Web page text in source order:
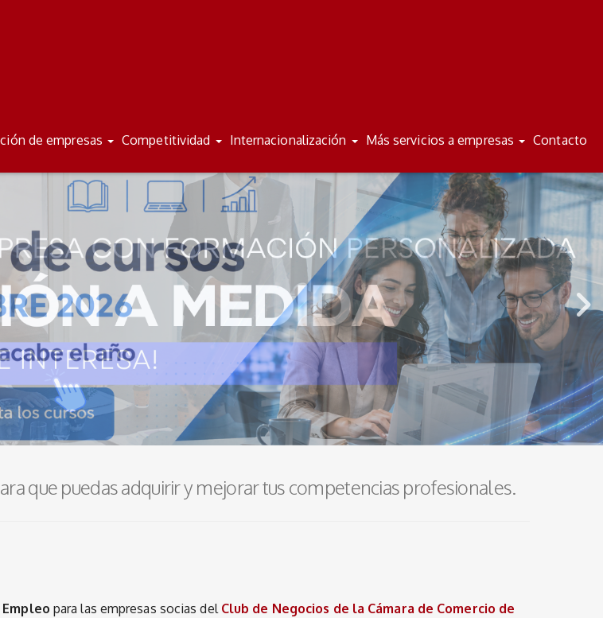
de empresas Competitividad Internacionalización Más servicios a empresas Contacto
que puedas adquirir y mejorar tus competencias profesionales.
para las empresas socias del Club de Negocios de la Cámara de Comercio de